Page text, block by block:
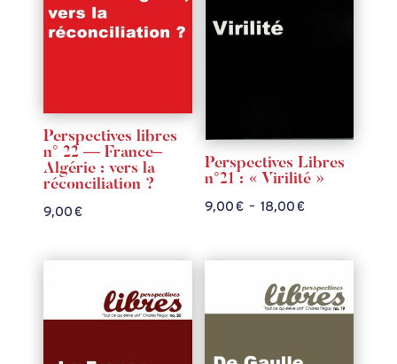
Perspectives libres
n° 22 — France–
Algérie : vers la
réconciliation ?
9,00€
Perspectives Libres
n°21 : « Virilité »
9,00 € – 18,00 €Plage
à